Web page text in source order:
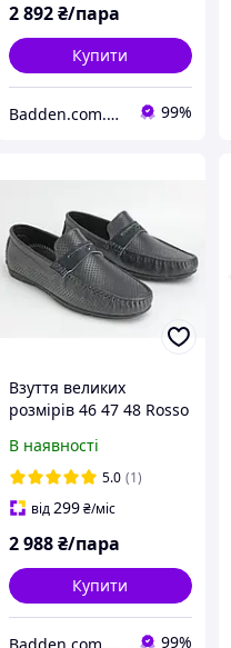
2 892 ₴/пара
Купити
Badden.com.ua інтернет магазин чоловічого та жіночого взуття великих розмірів 99%
Взуття великих
розмірів 46 47 48 Rosso
Black Perf Leather Літні
шкіряні мокасини сині
з перфорацією
В наявності
5.0 (1)
від299 ₴/міс
2 988 ₴/пара
Купити
99%